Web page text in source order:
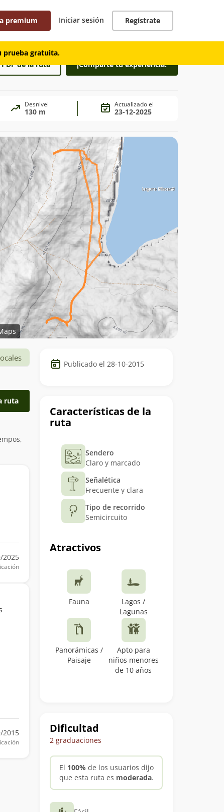
premium Iniciar sesión Regístrate
prueba gratuita.
PDF de la ruta ¡Comparte tu experiencia!
Desnivel
130 m
Actualizado el
23-12-2025
Datos
del Publicado el 28-10-2015
Características de la
ruta
Sendero
Claro y marcado
Señalética
Frecuente y clara
Tipo de recorrido
Semicircuito
Atractivos
Fauna
Lagos /
Lagunas
Panorámicas /
Paisaje
Apto para
niños menores
de 10 años
Dificultad
2 graduaciones
El 100% de los usuarios dijo
que esta ruta es moderada.
ruta
2025
2015